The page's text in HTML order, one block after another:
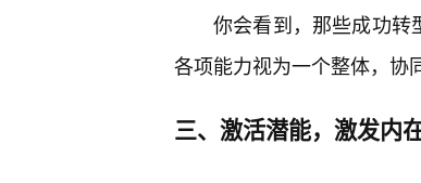
你会看到，那些成功转
各项能力视为一个整体，协
三、激活潜能，激发内